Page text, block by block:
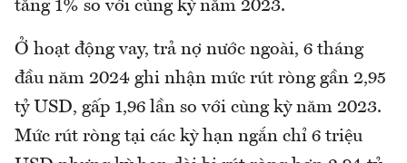
tăng 1% so với cùng kỳ năm 2023.
Ở hoạt động vay, trả nợ nước ngoài, 6 tháng
đầu năm 2024 ghi nhận mức rút ròng gần 2,95
tỷ USD, gấp 1,96 lần so với cùng kỳ năm 2023.
Mức rút ròng tại các kỳ hạn ngắn chỉ 6 triệu